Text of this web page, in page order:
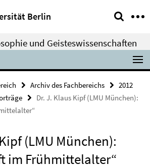
Berlin
und Geisteswissenschaften
Archiv des Fachbereichs
2012
Dr. J. Klaus Kipf (LMU München):
(LMU München):
im Frühmittelalter“